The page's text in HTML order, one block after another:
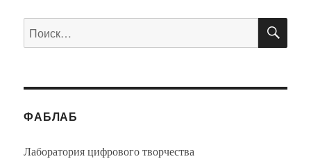
Искать:
ФАБЛАБ
Лаборатория цифрового творчества